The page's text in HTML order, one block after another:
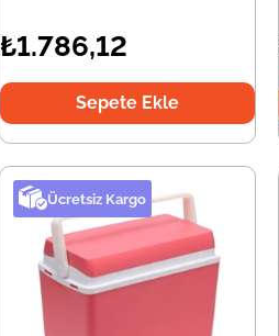
₺1.786,12
Sepete Ekle
Ücretsiz Kargo